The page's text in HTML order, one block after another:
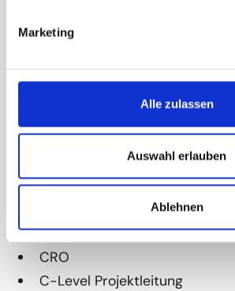
Marketing
Alle zulassen
Auswahl erlauben
Ablehnen
Ganzheitliche
wenn“–Mentalität und
Leidenschaft und
Vorbild der eigenen Haltung
Typische Mandate
CEO
CRO
C-Level Projektleitung